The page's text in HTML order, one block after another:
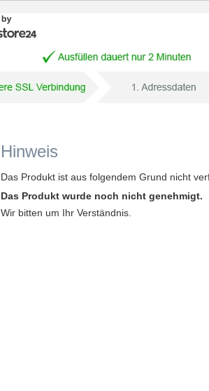
Hinweis
Das Produkt ist aus folgendem Grund nicht
Das Produkt wurde noch nicht genehmigt.
Wir bitten um Ihr Verständnis.